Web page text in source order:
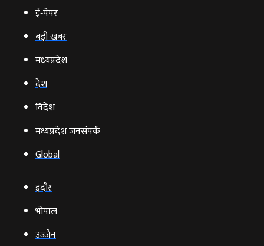
ई‑पेपर
बड़ी खबर
मध्‍यप्रदेश
देश
विदेश
मध्यप्रदेश जनसंपर्क
Global
इंदौर
भोपाल
उज्‍जैन